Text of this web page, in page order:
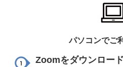
パソコンでご
Zoomをダウンロード